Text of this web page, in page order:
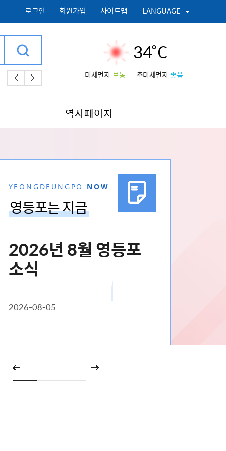
로그인 회원가입 사이트맵 LANGUAGE
어린이집, 물놀이, 채용공고, 폐기물, 대피서, 담배소매인,
34˚C
미세먼지 보통 초미세먼지 좋음
역사페이지
YEONGDEUNGPO NOW
영등포는 지금
2026년 8월 영등포
소식
2026-08-05